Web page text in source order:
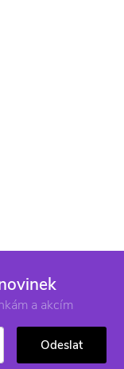
a akcím
Odeslat